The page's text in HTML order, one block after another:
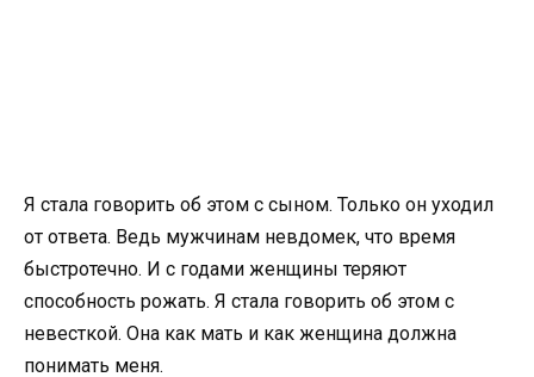
Я стала говорить об этом с сыном. Только он уходил
от ответа. Ведь мужчинам невдомек, что время
быстротечно. И с годами женщины теряют
способность рожать. Я стала говорить об этом с
невесткой. Она как мать и как женщина должна
понимать меня.